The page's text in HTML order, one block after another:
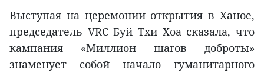
Выступая на церемонии открытия в Ханое,
председатель VRC Буй Тхи Хоа сказала, что
кампания «Миллион шагов доброты»
знаменует собой начало гуманитарного